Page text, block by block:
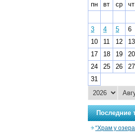
пн
вт ср чт
3
4 5 6
10
11 12 13
17
18 19 20
24
25 26 27
31
Последние
“Храм у